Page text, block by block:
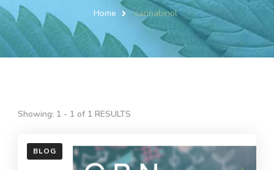
Home cannabinol
Showing: 1 - 1 of 1 RESULTS
BLOG